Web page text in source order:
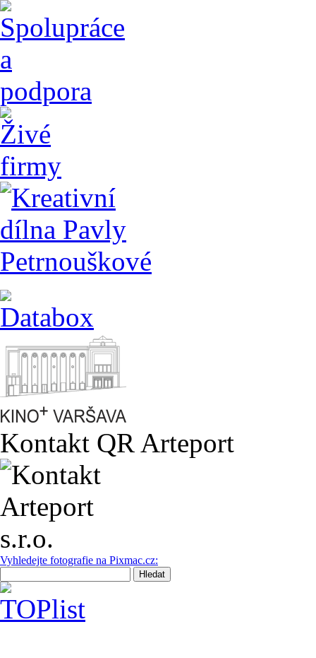
Kontakt QR Arteport
Vyhledejte fotografie na Pixmac.cz: